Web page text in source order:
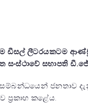
ඩීසල් ලීටරයකටම
සභාපති
ජනතාව
ප්‍රකාහ කළේය.